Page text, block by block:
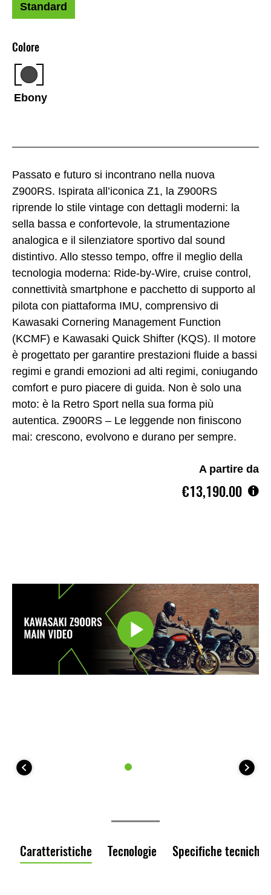
Passato e futuro si incontrano nella nuova
Z900RS. Ispirata all’iconica Z1, la Z900RS
riprende lo stile vintage con dettagli moderni: la
sella bassa e confortevole, la strumentazione
analogica e il silenziatore sportivo dal sound
distintivo. Allo stesso tempo, offre il meglio della
tecnologia moderna: Ride-by-Wire, cruise control,
connettività smartphone e pacchetto di supporto al
pilota con piattaforma IMU, comprensivo di
Kawasaki Cornering Management Function
(KCMF) e Kawasaki Quick Shifter (KQS). Il motore
è progettato per garantire prestazioni fluide a bassi
regimi e grandi emozioni ad alti regimi, coniugando
comfort e puro piacere di guida. Non è solo una
moto: è la Retro Sport nella sua forma più
autentica. Z900RS – Le leggende non finiscono
mai: crescono, evolvono e durano per sempre.
A partire da
€13,190.00
Colore
Ebony
Standard
Caratteristiche Tecnologie Specifiche tecniche